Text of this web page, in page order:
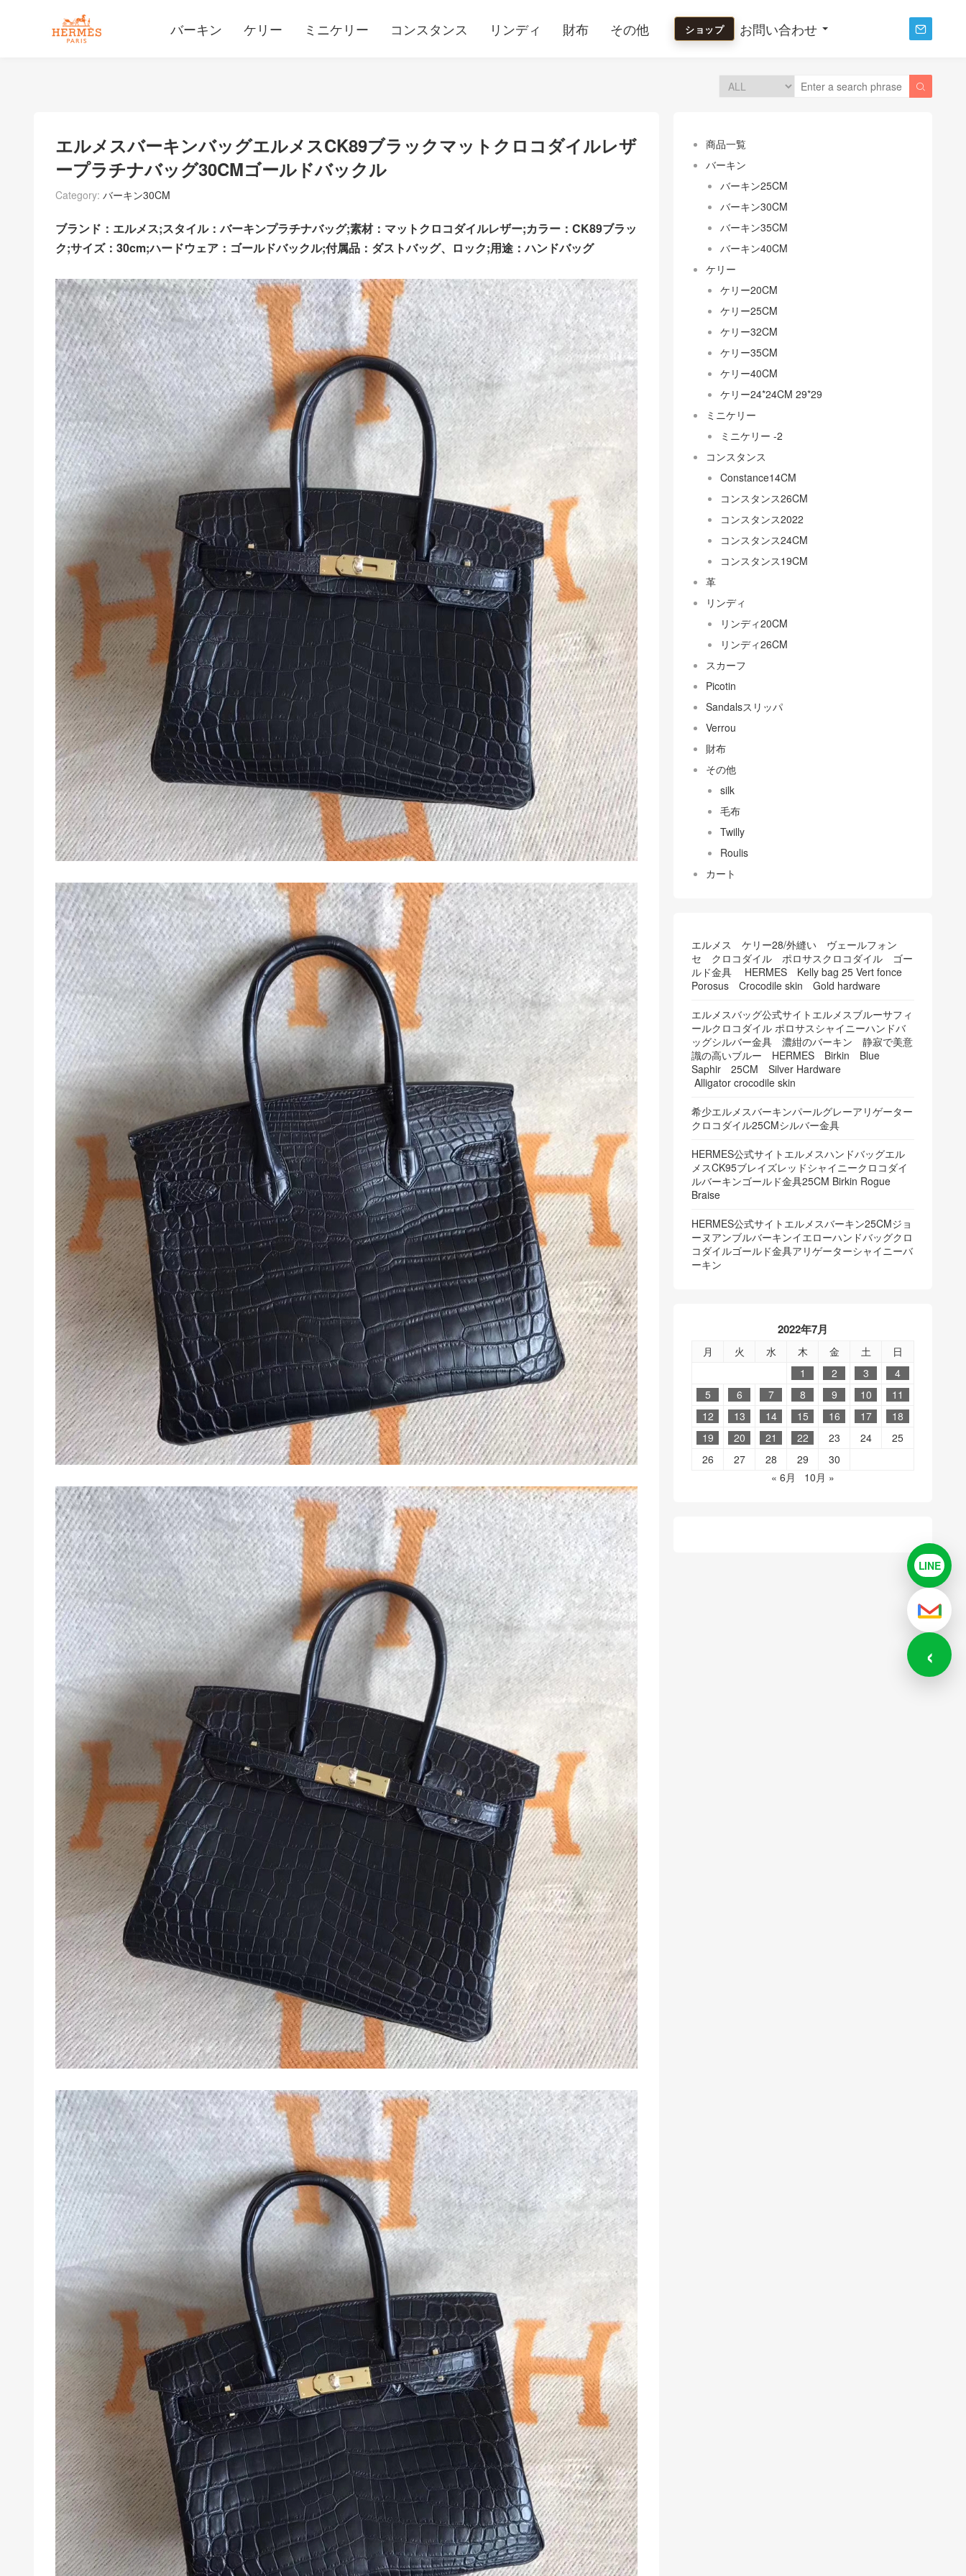
バーキン ケリー ミニケリー コンスタンス リンディ 財布 その他 ショップ お問い合わせ 

エルメスバーキンバッグエルメスCK89ブラックマットクロコダイルレザ
ープラチナバッグ30CMゴールドバックル
Category: バーキン30CM
ブランド：エルメス;スタイル：バーキンプラチナバッグ;素材：マットクロコダイルレザー;カラー：CK89ブラッ
ク;サイズ：30cm;ハードウェア：ゴールドバックル;付属品：ダストバッグ、ロック;用途：ハンドバッグ
商品一覧
バーキン
バーキン25CM
バーキン30CM
バーキン35CM
バーキン40CM
ケリー
ケリー20CM
ケリー25CM
ケリー32CM
ケリー35CM
ケリー40CM
ケリー24*24CM 29*29
ミニケリー
ミニケリー -2
コンスタンス
Constance14CM
コンスタンス26CM
コンスタンス2022
コンスタンス24CM
コンスタンス19CM
革
リンディ
リンディ20CM
リンディ26CM
スカーフ
Picotin
Sandalsスリッパ
Verrou
財布
その他
silk
毛布
Twilly
Roulis
カート
エルメス ケリー28/外縫い ヴェールフォン
セ クロコダイル ポロサスクロコダイル ゴー
ルド金具 HERMES Kelly bag 25 Vert fonce
Porosus Crocodile skin Gold hardware
エルメスバッグ公式サイトエルメスブルーサフィ
ールクロコダイル ポロサスシャイニーハンドバ
ッグシルバー金具 濃紺のバーキン 静寂で美意
識の高いブルー HERMES Birkin Blue
Saphir 25CM Silver Hardware
Alligator crocodile skin
希少エルメスバーキンパールグレーアリゲーター
クロコダイル25CMシルバー金具
HERMES公式サイトエルメスハンドバッグエル
メスCK95ブレイズレッドシャイニークロコダイ
ルバーキンゴールド金具25CM Birkin Rogue
Braise
HERMES公式サイトエルメスバーキン25CMジョ
ーヌアンブルバーキンイエローハンドバッグクロ
コダイルゴールド金具アリゲーターシャイニーバ
ーキン
2022年7月
月 火 水 木 金 土
日
1
2 3
4
5
6 7 8 9 10
11
12
13 14 15 16 17
18
19
20 21 22 23 24
25
26
27 28 29
30
« 6月
10月 »
LINELINEで
メール
‹